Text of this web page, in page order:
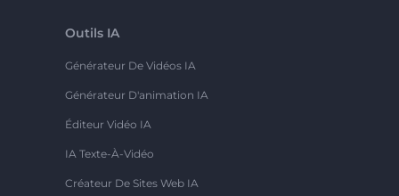
Outils IA
Générateur De Vidéos IA
Générateur D'animation IA
Éditeur Vidéo IA
IA Texte-À-Vidéo
Créateur De Sites Web IA